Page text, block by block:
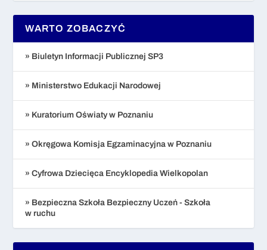
WARTO ZOBACZYĆ
» Biuletyn Informacji Publicznej SP3
» Ministerstwo Edukacji Narodowej
» Kuratorium Oświaty w Poznaniu
» Okręgowa Komisja Egzaminacyjna w Poznaniu
» Cyfrowa Dziecięca Encyklopedia Wielkopolan
» Bezpieczna Szkoła Bezpieczny Uczeń - Szkoła
w ruchu